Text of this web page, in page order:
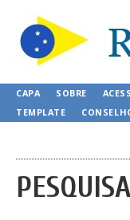
CAPA SOBRE
TEMPLATE
PESQUISA